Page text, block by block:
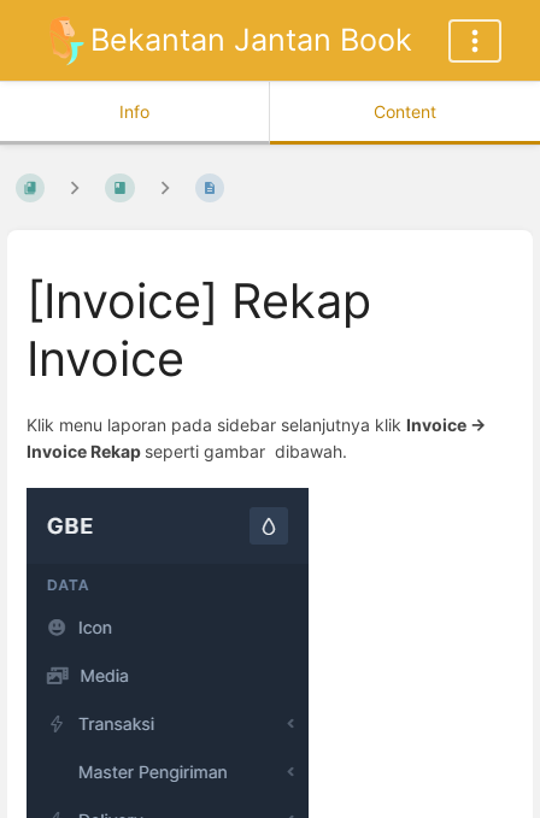
Bekantan Jantan Book
Info Content
[Invoice] Rekap
Invoice
Klik menu laporan pada sidebar selanjutnya klik Invoice ->
Invoice Rekap seperti gambar dibawah.